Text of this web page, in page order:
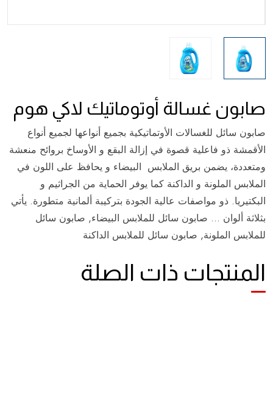
صابون غسالة أوتوماتيك لاكي هوم
صابون سائل للغسالات الأوتماتيكية بجميع أنواعها لجميع أنواع
الأقمشة ذو فاعلية قصوة في إزالة البقع و الأوساخ بروائح منعشة
ومتعددة، يضمن بريق الملابس البيضاء و يحافظ على اللون في
الملابس الملونة و الداكنة كما يوفر الحماية من الجراثيم و
البكتيريا. ذو مواصفات عالية الجودة بتركيبة ألمانية متطورة. يأتي
بثلاثة ألوان … صابون سائل للملابس البيضاء, صابون سائل
للملابس الملونة, صابون سائل للملابس الداكنة
المنتجات ذات الصلة